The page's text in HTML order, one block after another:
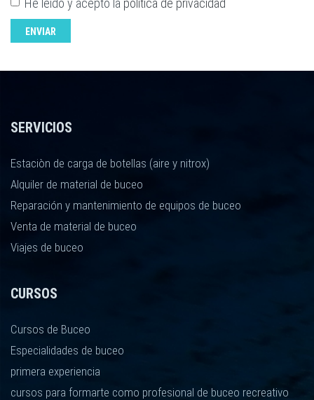
He leído y acepto la política de privacidad
ENVIAR
SERVICIOS
Estaciòn de carga de botellas (aire y nitrox)
Alquiler de material de buceo
Reparación y mantenimiento de equipos de buceo
Venta de material de buceo
Viajes de buceo
CURSOS
Cursos de Buceo
Especialidades de buceo
primera experiencia
cursos para formarte como profesional de buceo recreativo